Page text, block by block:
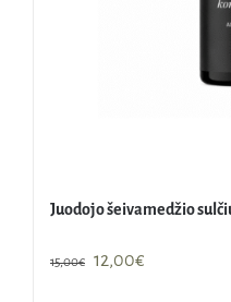
Juodojo šeivamedžio
15,00€
Original
12,00€